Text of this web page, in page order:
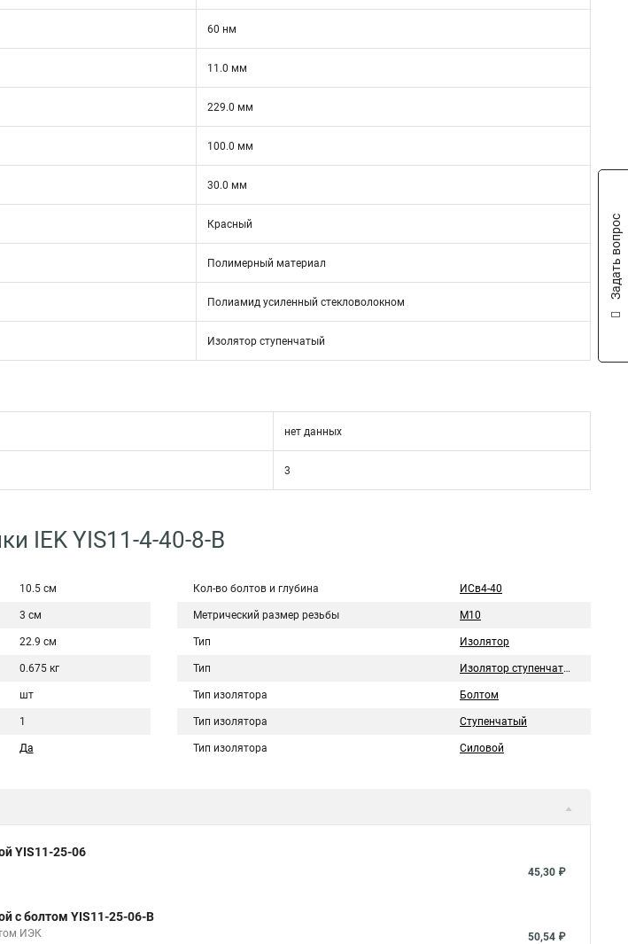
60 нм
11.0 мм
229.0 мм
100.0 мм
30.0 мм
Красный
Полимерный материал
Полиамид усиленный стекловолокном
Изолятор ступенчатый
нет данных
3
IEK YIS11-4-40-8-B
10.5 см
3 см
22.9 см
0.675 кг
шт
1
Да
Кол-во болтов и глубина ИСв4-40
Метрический размер резьбы М10
Тип Изолятор
Тип Изолятор ступенчатый
Тип изолятора Болтом
Тип изолятора Ступенчатый
Тип изолятора Силовой
YIS11-25-06
45,30 ₽
с болтом YIS11-25-06-B
ИЭК 50,54 ₽
Задать вопрос